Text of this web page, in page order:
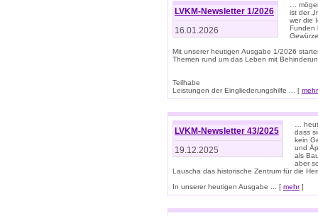
LVKM-Newsletter 1/2026
16.01.2026
…
ist der
wer die
Funden
Mit unserer heutigen Ausgabe 1/2026
Themen rund um das Leben mit
Teilhabe
Leistungen der Eingliederungshilfe ... [ mehr
LVKM-Newsletter 43/2025
19.12.2025
…
dass
kein
und
als
aber
Lauscha das historische Zentrum für die
In unserer heutigen Ausgabe ... [ mehr]